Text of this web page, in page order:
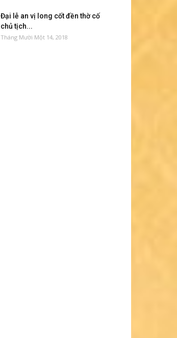
Đại lễ an vị long cốt đền thờ cố
chủ tịch...
Tháng Mười Một 14, 2018